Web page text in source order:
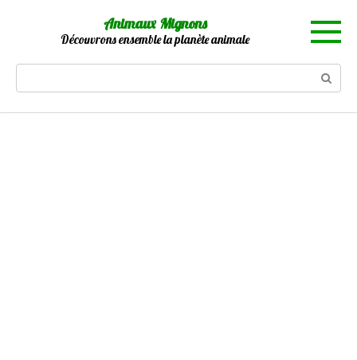
Animaux Mignons
Découvrons ensemble la planète animale